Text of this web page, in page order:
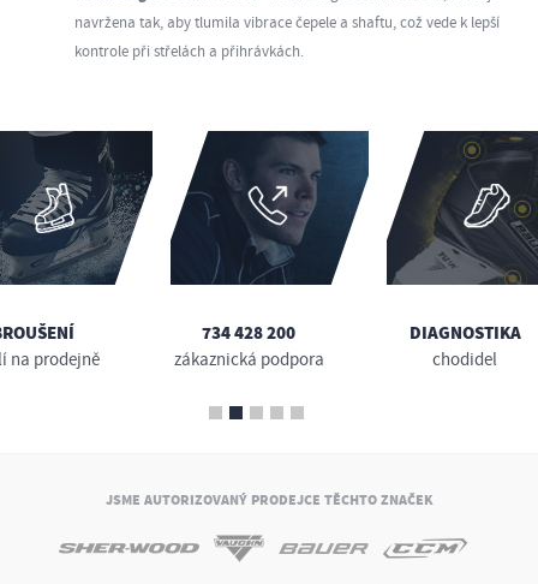
navržena tak, aby tlumila vibrace čepele a shaftu, což vede k lepší
kontrole při střelách a přihrávkách.
na prodejně
734 428 200
zákaznická podpora
DIAGNOSTIKA
chodidel
JSME AUTORIZOVANÝ PRODEJCE TĚCHTO ZNAČEK